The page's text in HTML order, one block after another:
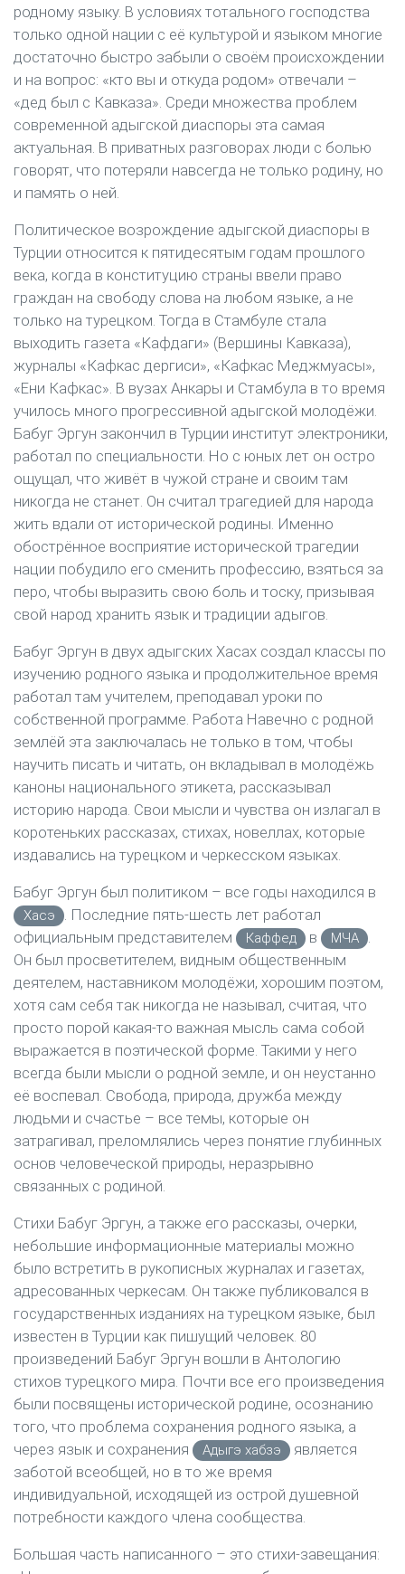
родному языку. В условиях тотального господства
только одной нации с её культурой и языком многие
достаточно быстро забыли о своём происхождении
и на вопрос: «кто вы и откуда родом» отвечали –
«дед был с Кавказа». Среди множества проблем
современной адыгской диаспоры эта самая
актуальная. В приватных разговорах люди с болью
говорят, что потеряли навсегда не только родину, но
и память о ней.
Политическое возрождение адыгской диаспоры в
Турции относится к пятидесятым годам прошлого
века, когда в конституцию страны ввели право
граждан на свободу слова на любом языке, а не
только на турецком. Тогда в Стамбуле стала
выходить газета «Кафдаги» (Вершины Кавказа),
журналы «Кафкас дергиси», «Кафкас Меджмуасы»,
«Ени Кафкас». В вузах Анкары и Стамбула в то время
училось много прогрессивной адыгской молодёжи.
Бабуг Эргун закончил в Турции институт электроники,
работал по специальности. Но с юных лет он остро
ощущал, что живёт в чужой стране и своим там
никогда не станет. Он считал трагедией для народа
жить вдали от исторической родины. Именно
обострённое восприятие исторической трагедии
нации побудило его сменить профессию, взяться за
перо, чтобы выразить свою боль и тоску, призывая
свой народ хранить язык и традиции адыгов.
Бабуг Эргун в двух адыгских Хасах создал классы по
изучению родного языка и продолжительное время
работал там учителем, преподавал уроки по
собственной программе. Работа Навечно с родной
землёй эта заключалась не только в том, чтобы
научить писать и читать, он вкладывал в молодёжь
каноны национального этикета, рассказывал
историю народа. Свои мысли и чувства он излагал в
коротеньких рассказах, стихах, новеллах, которые
издавались на турецком и черкесском языках.
Бабуг Эргун был политиком – все годы находился в
Хасэ
. Последние пять-шесть лет работал
официальным представителем
Каффед в МЧА
.
Он был просветителем, видным общественным
деятелем, наставником молодёжи, хорошим поэтом,
хотя сам себя так никогда не называл, считая, что
просто порой какая-то важная мысль сама собой
выражается в поэтической форме. Такими у него
всегда были мысли о родной земле, и он неустанно
её воспевал. Свобода, природа, дружба между
людьми и счастье – все темы, которые он
затрагивал, преломлялись через понятие глубинных
основ человеческой природы, неразрывно
связанных с родиной.
Стихи Бабуг Эргун, а также его рассказы, очерки,
небольшие информационные материалы можно
было встретить в рукописных журналах и газетах,
адресованных черкесам. Он также публиковался в
государственных изданиях на турецком языке, был
известен в Турции как пишущий человек. 80
произведений Бабуг Эргун вошли в Антологию
стихов турецкого мира. Почти все его произведения
были посвящены исторической родине, осознанию
того, что проблема сохранения родного языка, а
через язык и сохранения
Адыгэ хабзэ
является
заботой всеобщей, но в то же время
индивидуальной, исходящей из острой душевной
потребности каждого члена сообщества.
Большая часть написанного – это стихи-завещания: